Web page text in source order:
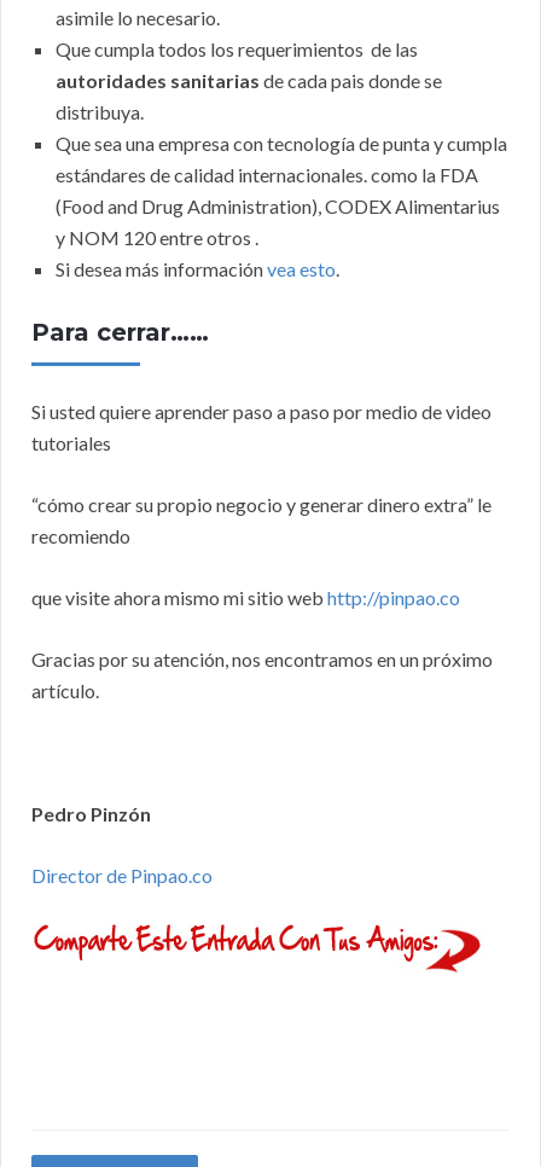
asimile lo necesario.
Que cumpla todos los requerimientos de las
autoridades sanitarias de cada pais donde se
distribuya.
Que sea una empresa con tecnología de punta y cumpla
estándares de calidad internacionales. como la FDA
(Food and Drug Administration), CODEX Alimentarius
y NOM 120 entre otros .
Si desea más informaciónvea esto.
Para cerrar……
Si usted quiere aprender paso a paso por medio de video
tutoriales
“cómo crear su propio negocio y generar dinero extra” le
recomiendo
que visite ahora mismo mi sitio web http://pinpao.co
Gracias por su atención, nos encontramos en un próximo
artículo.
Pedro Pinzón
Director de Pinpao.co